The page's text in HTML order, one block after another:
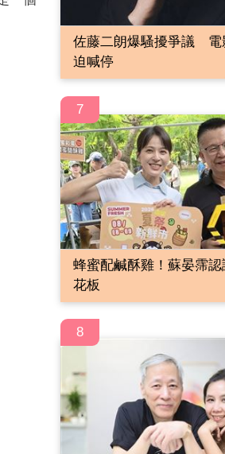
佐藤二朗爆騷擾爭議 電
迫喊停
7
蜂蜜配鹹酥雞！蘇晏霈
花板
8